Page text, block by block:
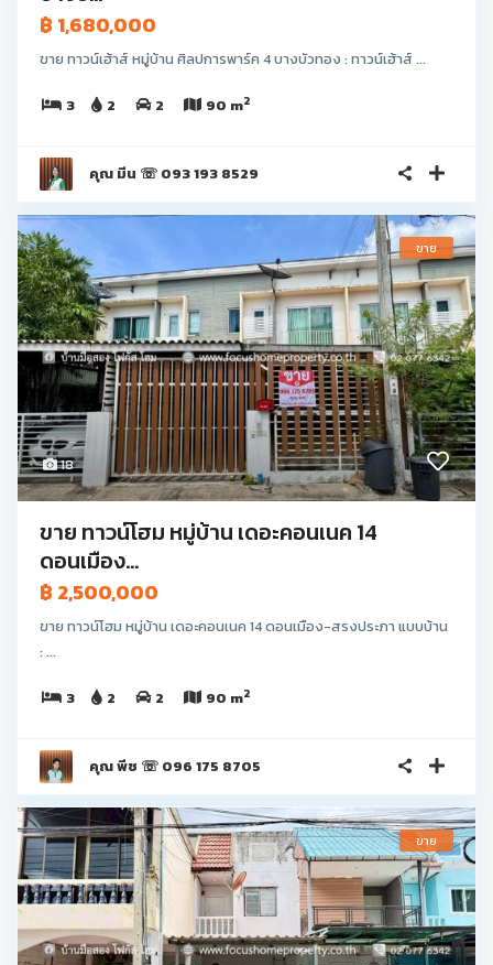
฿ 1,680,000
ขาย ทาวน์เฮ้าส์ หมู่บ้าน ศิลปการพาร์ค 4 บางบัวทอง : ทาวน์เฮ้าส์ ...
3 2 2 90 m2
คุณ มีน ☏ 093 193 8529
18
ขาย
ขาย ทาวน์โฮม หมู่บ้าน เดอะคอนเนค 14
ดอนเมือง...
฿ 2,500,000
ขาย ทาวน์โฮม หมู่บ้าน เดอะคอนเนค 14 ดอนเมือง-สรงประภา แบบบ้าน
: ...
3 2 2 90 m2
คุณ พีช ☏ 096 175 8705
ขาย